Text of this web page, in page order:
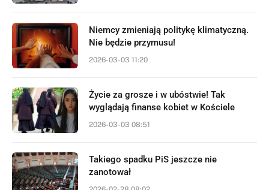
Niemcy zmieniają politykę klimatyczną.
Nie będzie przymusu!
2026-03-03 11:20
Życie za grosze i w ubóstwie! Tak
wyglądają finanse kobiet w Kościele
2026-03-03 08:51
Takiego spadku PiS jeszcze nie
zanotował